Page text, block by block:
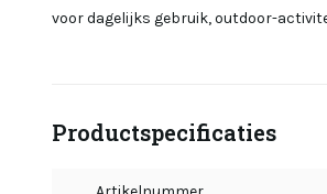
voor dagelijks gebruik, outdoor-
Productspecificaties